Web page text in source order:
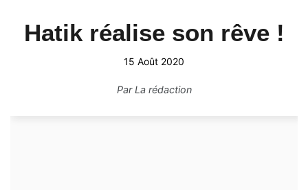
Hatik réalise son rêve !
15 Août 2020
ParLa rédaction